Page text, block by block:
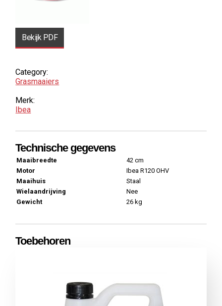
Bekijk PDF
Category:
Grasmaaiers
Merk:
Ibea
Technische gegevens
Maaibreedte
42 cm
Motor
Ibea R120 OHV
Maaihuis
Staal
Wielaandrijving
Nee
Gewicht
26 kg
Toebehoren